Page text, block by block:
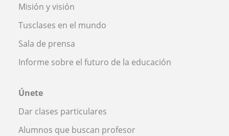
Misión y visión
Tusclases en el mundo
Sala de prensa
Informe sobre el futuro de la educación
Únete
Dar clases particulares
Alumnos que buscan profesor